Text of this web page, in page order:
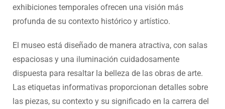
exhibiciones temporales ofrecen una visión más
profunda de su contexto histórico y artístico.
El museo está diseñado de manera atractiva, con salas
espaciosas y una iluminación cuidadosamente
dispuesta para resaltar la belleza de las obras de arte.
Las etiquetas informativas proporcionan detalles sobre
las piezas, su contexto y su significado en la carrera del